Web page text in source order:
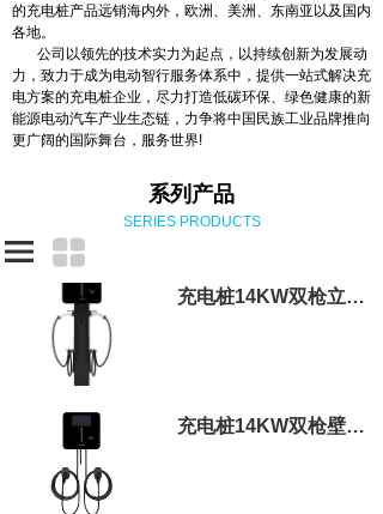
的充电桩产品远销海内外，欧洲、美洲、东南亚以及国内
各地。
公司以领先的技术实力为起点，以持续创新为发展动
力，致力于成为电动智行服务体系中，提供一站式解决充
电方案的充电桩企业，尽力打造低碳环保、绿色健康的新
能源电动汽车产业生态链，力争将中国民族工业品牌推向
更广阔的国际舞台，服务世界!
系列产品
SERIES PRODUCTS
充电桩14KW双枪立柱式商用充电桩
充电桩14KW双枪壁挂式商用充电桩